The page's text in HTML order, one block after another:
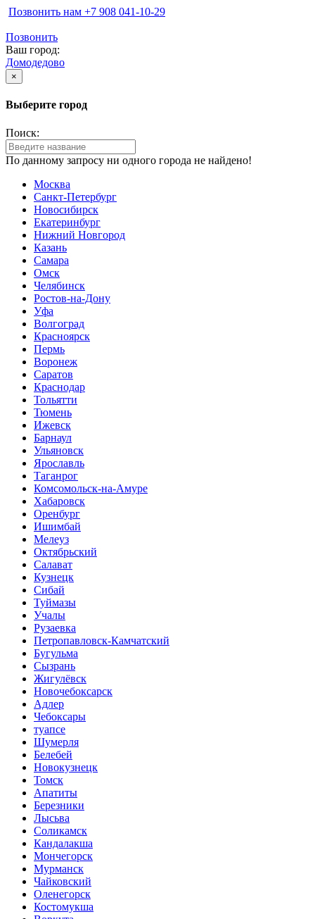
Позвонить нам ‪+7 908 041-10-29
Позвонить
Ваш город:
Домодедово
×
Выберите город
Поиск:
По данному запросу ни одного города не найдено!
Москва
Санкт-Петербург
Новосибирск
Екатеринбург
Нижний Новгород
Казань
Самара
Омск
Челябинск
Ростов-на-Дону
Уфа
Волгоград
Красноярск
Пермь
Воронеж
Саратов
Краснодар
Тольятти
Тюмень
Ижевск
Барнаул
Ульяновск
Ярославль
Таганрог
Комсомольск-на-Амуре
Хабаровск
Оренбург
Ишимбай
Мелеуз
Октябрьский
Салават
Кузнецк
Сибай
Туймазы
Учалы
Рузаевка
Петропавловск-Камчатский
Бугульма
Сызрань
Жигулёвск
Новочебоксарск
Адлер
Чебоксары
туапсе
Шумерля
Белебей
Новокузнецк
Томск
Апатиты
Березники
Лысьва
Соликамск
Кандалакша
Мончегорск
Мурманск
Чайковский
Оленегорск
Костомукша